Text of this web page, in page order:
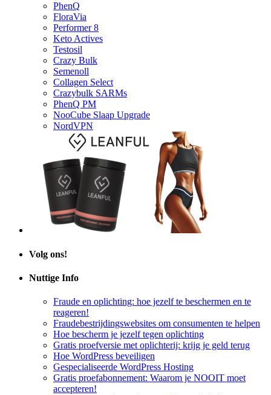
FloraVia
Performer 8
Keto Actives
Testosil
Crazy Bulk
Semenoll
Collagen Select
Crazybulk SARMs
PhenQ PM
NooCube Slaap Upgrade
NordVPN
reageren!
Fraudebestrijdingswebsites om consumenten te helpen
Hoe bescherm je jezelf tegen oplichting
Gratis proefversie met oplichterij: krijg je geld terug
Hoe WordPress beveiligen
Gespecialiseerde WordPress Hosting
Gratis proefabonnement: Waarom je NOOIT moet
accepteren!
Online kopen, de regels om veilig te winkelen